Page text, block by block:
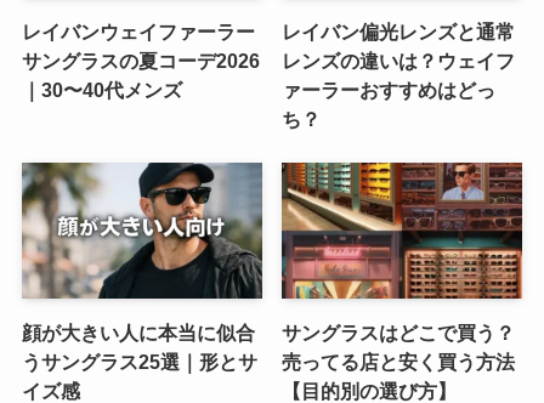
レイバンウェイファーラー
サングラスの夏コーデ2026
｜30〜40代メンズ
レイバン偏光レンズと通常
レンズの違いは？ウェイフ
ァーラーおすすめはどっ
ち？
顔が大きい人に本当に似合
うサングラス25選｜形とサ
イズ感
サングラスはどこで買う？
売ってる店と安く買う方法
【目的別の選び方】